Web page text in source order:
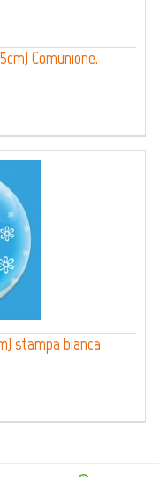
Comunione.
stampa bianca